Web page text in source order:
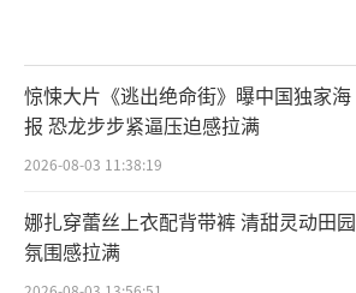
惊悚大片《逃出绝命街》曝中国独家海
报 恐龙步步紧逼压迫感拉满
2026-08-03 11:38:19
娜扎穿蕾丝上衣配背带裤 清甜灵动田园
氛围感拉满